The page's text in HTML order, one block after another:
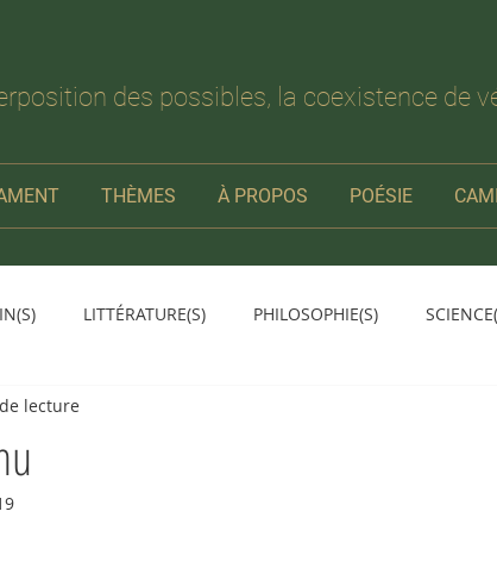
des possibles, la coexistence de
THÈMES À PROPOS POÉSIE
LITTÉRATURE(S) PHILOSOPHIE(S)
lecture